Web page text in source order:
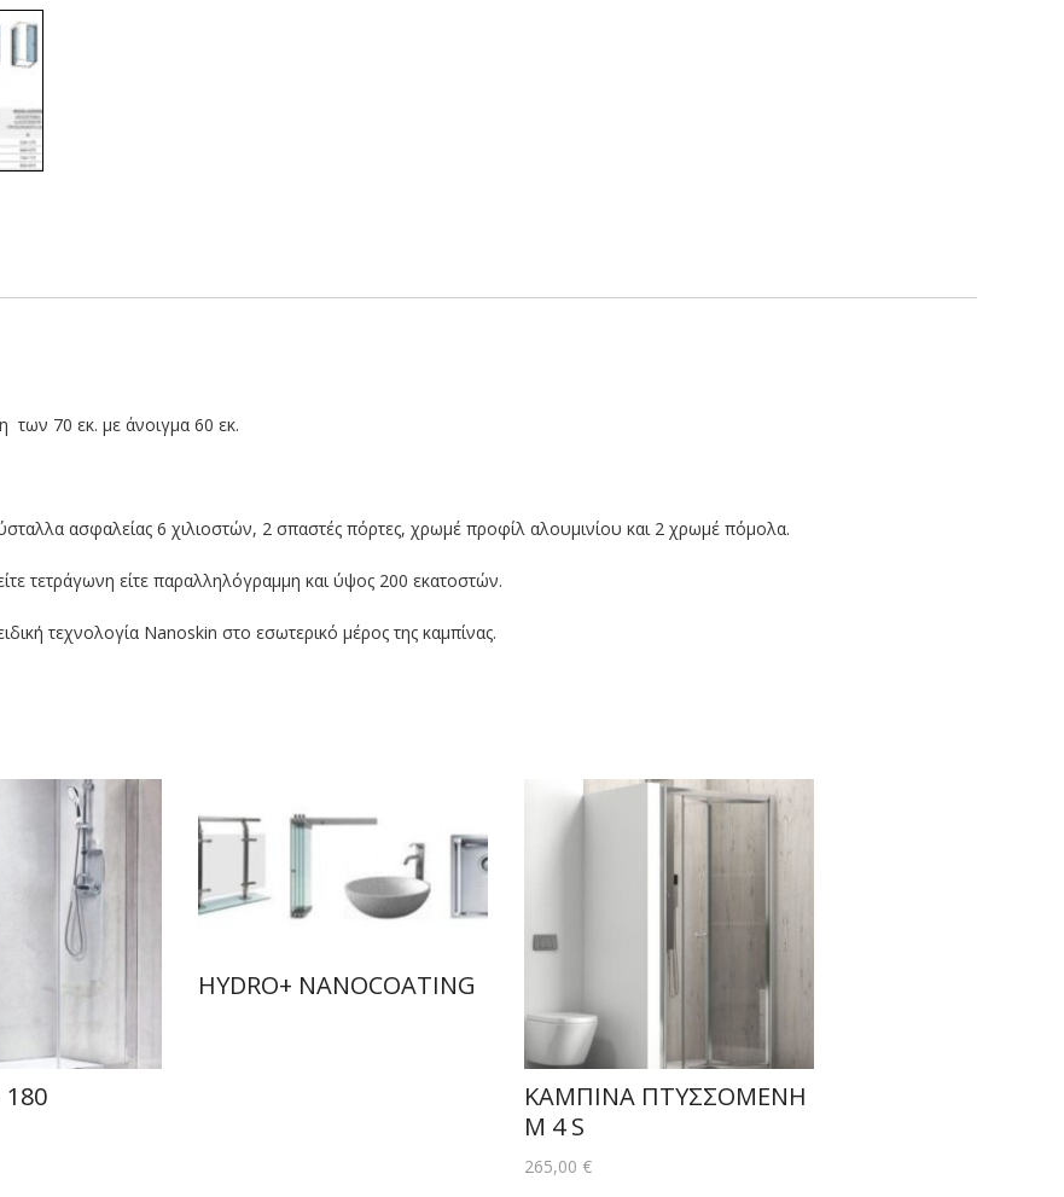
των 70 εκ. με άνοιγμα 60 εκ.
ασφαλείας 6 χιλιοστών, 2 σπαστές πόρτες, χρωμέ προφίλ αλουμινίου και 2 χρωμέ πόμολα.
τετράγωνη είτε παραλληλόγραμμη και ύψος 200 εκατοστών.
τεχνολογία Nanoskin στο εσωτερικό μέρος της καμπίνας.
180
HYDRO+ NANOCOATING
ΚΑΜΠΙΝΑ ΠΤΥΣΣΟΜΕΝΗ
M 4 S
265,00 €